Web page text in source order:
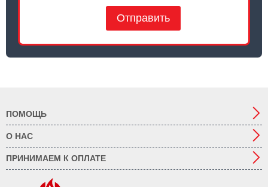
Отправить
ПОМОЩЬ
О НАС
ПРИНИМАЕМ К ОПЛАТЕ